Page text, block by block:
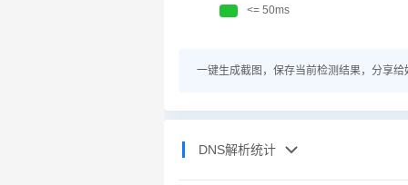
一键生成截图，保存当前检测结果，分享给
DNS解析统计